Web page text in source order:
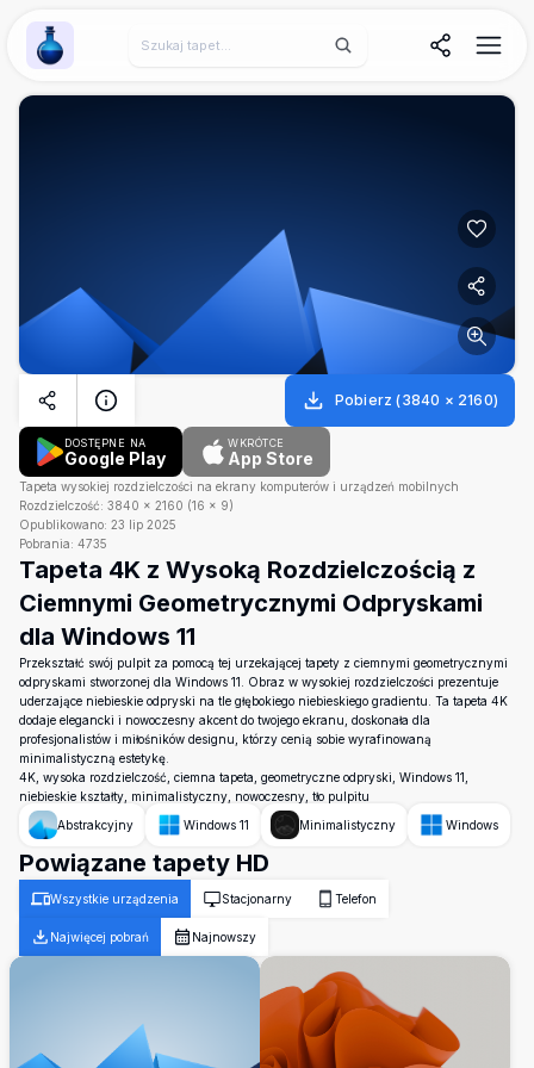
Wallpaper Alchemy
Pobierz (3840 × 2160)
DOSTĘPNE NA
Google Play
WKRÓTCE
App Store
Tapeta wysokiej rozdzielczości na ekrany komputerów i urządzeń mobilnych
Rozdzielczość: 3840 × 2160 (16 × 9)
Opublikowano: 23 lip 2025
Pobrania: 4735
Tapeta 4K z Wysoką Rozdzielczością z
Ciemnymi Geometrycznymi Odpryskami
dla Windows 11
Przekształć swój pulpit za pomocą tej urzekającej tapety z ciemnymi geometrycznymi
odpryskami stworzonej dla Windows 11. Obraz w wysokiej rozdzielczości prezentuje
uderzające niebieskie odpryski na tle głębokiego niebieskiego gradientu. Ta tapeta 4K
dodaje elegancki i nowoczesny akcent do twojego ekranu, doskonała dla
profesjonalistów i miłośników designu, którzy cenią sobie wyrafinowaną
minimalistyczną estetykę.
4K, wysoka rozdzielczość, ciemna tapeta, geometryczne odpryski, Windows 11,
niebieskie kształty, minimalistyczny, nowoczesny, tło pulpitu
Abstrakcyjny
Windows 11 Minimalistyczny Windows
Powiązane tapety HD
Wszystkie urządzenia Stacjonarny Telefon
Najwięcej pobrań Najnowszy